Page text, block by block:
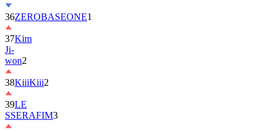
37Kim
Ji-
won2
38KiiiKiii
39LE
SSERAFIM
40MONSTA
X